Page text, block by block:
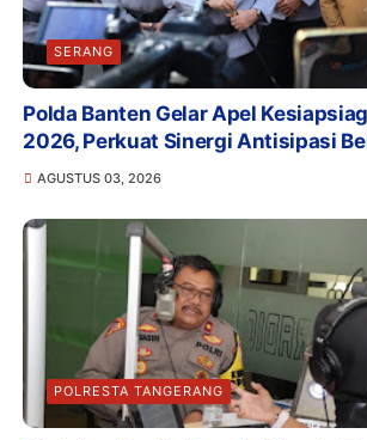
SERANG
Polda Banten Gelar Apel
2026, Perkuat Sinergi Antisipasi
AGUSTUS 03, 2026
POLRESTA TANGERANG